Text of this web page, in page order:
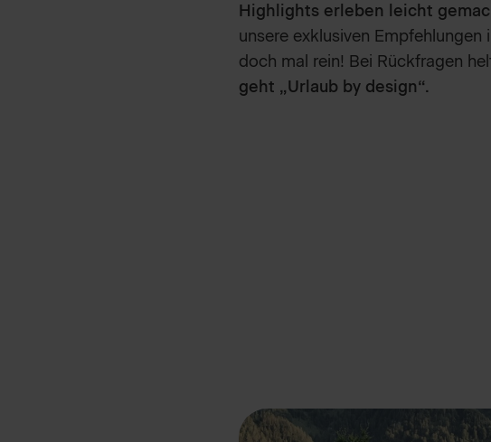
Highlights erleben leicht
unsere exklusiven
doch mal rein! Bei Rückfragen
geht „Urlaub by design“.